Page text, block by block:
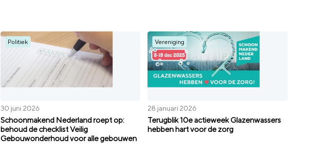
Politiek
30 juni 2026
Schoonmakend Nederland roept op:
behoud de checklist Veilig
Gebouwonderhoud voor alle gebouwen
Vereniging
28 januari 2026
Terugblik 10e actieweek Glazenwassers
hebben hart voor de zorg